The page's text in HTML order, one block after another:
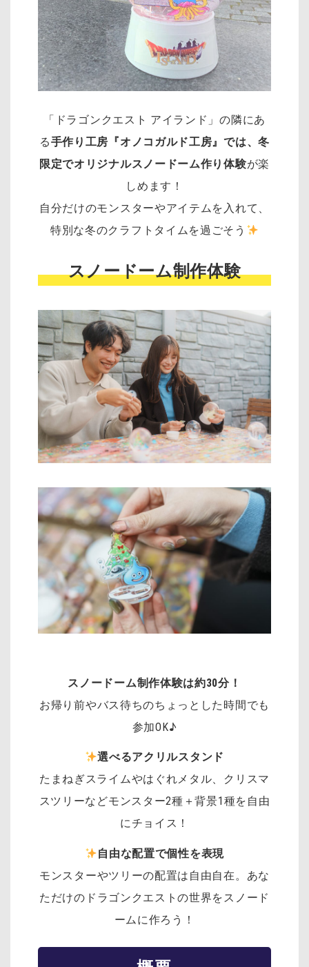
「ドラゴンクエスト アイランド」の隣にあ
る手作り工房『オノコガルド工房』では、冬
限定でオリジナルスノードーム作り体験が楽
しめます！
自分だけのモンスターやアイテムを入れて、
特別な冬のクラフトタイムを過ごそう
スノードーム制作体験
スノードーム制作体験は約30分！
お帰り前やバス待ちのちょっとした時間でも
参加OK♪
選べるアクリルスタンド
たまねぎスライムやはぐれメタル、クリスマ
スツリーなどモンスター2種＋背景1種を自由
にチョイス！
自由な配置で個性を表現
モンスターやツリーの配置は自由自在。あな
ただけのドラゴンクエストの世界をスノード
ームに作ろう！